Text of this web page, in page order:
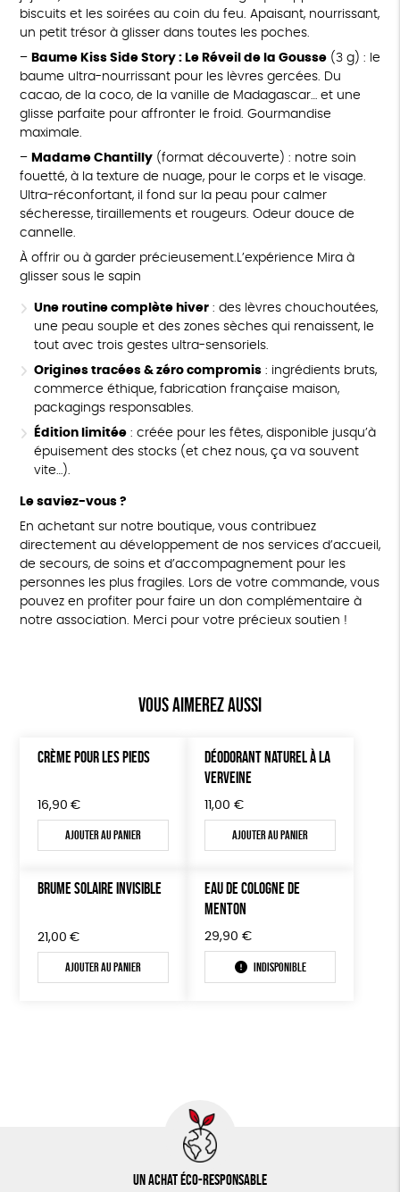
biscuits et les soirées au coin du feu. Apaisant, nourrissant,
un petit trésor à glisser dans toutes les poches.
– Baume Kiss Side Story : Le Réveil de la Gousse(3 g) : le
baume ultra-nourrissant pour les lèvres gercées. Du
cacao, de la coco, de la vanille de Madagascar… et une
glisse parfaite pour affronter le froid. Gourmandise
maximale.
– Madame Chantilly(format découverte) : notre soin
fouetté, à la texture de nuage, pour le corps et le visage.
Ultra-réconfortant, il fond sur la peau pour calmer
sécheresse, tiraillements et rougeurs. Odeur douce de
cannelle.
À offrir ou à garder précieusement.L’expérience Mira à
glisser sous le sapin
Une routine complète hiver: des lèvres chouchoutées,
une peau souple et des zones sèches qui renaissent, le
tout avec trois gestes ultra-sensoriels.
Origines tracées & zéro compromis: ingrédients bruts,
commerce éthique, fabrication française maison,
packagings responsables.
Édition limitée: créée pour les fêtes, disponible jusqu’à
épuisement des stocks (et chez nous, ça va souvent
vite…).
Le saviez-vous ?
En achetant sur notre boutique, vous contribuez
directement au développement de nos services d’accueil,
de secours, de soins et d’accompagnement pour les
personnes les plus fragiles. Lors de votre commande, vous
pouvez en profiter pour faire un don complémentaire à
notre association. Merci pour votre précieux soutien !
Vous aimerez aussi
CRÈME POUR LES PIEDS
16,90 €
Ajouter au panier
DÉODORANT NATUREL À LA
VERVEINE
11,00 €
Ajouter au panier
BRUME SOLAIRE INVISIBLE
21,00 €
Ajouter au panier
EAU DE COLOGNE DE
MENTON
29,90 €
Indisponible
Un achat éco-responsable